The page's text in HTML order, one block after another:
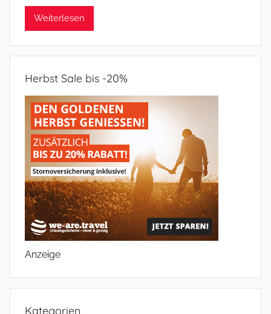
Weiterlesen
Herbst Sale bis -20%
Anzeige
Kategorien